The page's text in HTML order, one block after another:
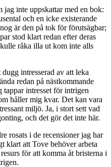
jag inte uppskattar med en bok:
och en icke existerande
är den på tok för förutsägbar;
stod klart redan efter deras
råka illa ut kom inte alls
intresserad av att leka
redan på nästkommande
tappar intresset för intrigen
håller mig kvar. Det kan vara
miljö. Ja, i stort sett vad
och det gör det inte här.
rosats i de recensioner jag har
klart att Tove behöver arbeta
för att komma åt bristerna i